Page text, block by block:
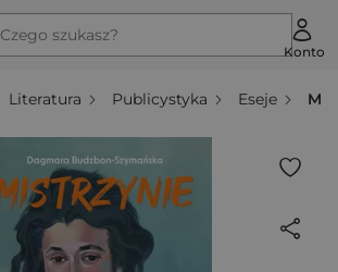
Czego szukasz?
Konto
Literatura Publicystyka Eseje